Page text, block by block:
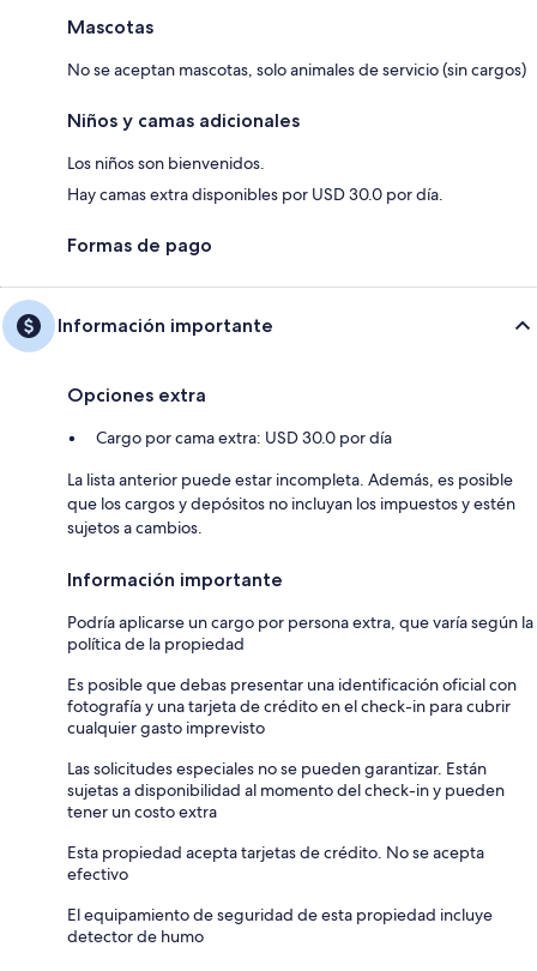
Mascotas
No se aceptan mascotas, solo animales de servicio (sin cargos)
Niños y camas adicionales
Los niños son bienvenidos.
Hay camas extra disponibles por USD 30.0 por día.
Formas de pago
Información importante
Opciones extra
Cargo por cama extra: USD 30.0 por día
La lista anterior puede estar incompleta. Además, es posible
que los cargos y depósitos no incluyan los impuestos y estén
sujetos a cambios.
Información importante
Podría aplicarse un cargo por persona extra, que varía según la
política de la propiedad
Es posible que debas presentar una identificación oficial con
fotografía y una tarjeta de crédito en el check-in para cubrir
cualquier gasto imprevisto
Las solicitudes especiales no se pueden garantizar. Están
sujetas a disponibilidad al momento del check-in y pueden
tener un costo extra
Esta propiedad acepta tarjetas de crédito. No se acepta
efectivo
El equipamiento de seguridad de esta propiedad incluye
detector de humo